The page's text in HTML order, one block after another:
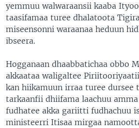
yemmuu walwaraansii kaaba
taasifamaa turee dhalatoota
miseensonni waraanaa heduun
ibseera.
Hogganaan dhaabbatichaa obbo
akkaataa waligaltee
kan hiikamuun irraa turee dursee
tarkaanfii dhiifama laachuu
fudhatee akka gariitti fudhachuu
ministeerri Itisaa mirgaa